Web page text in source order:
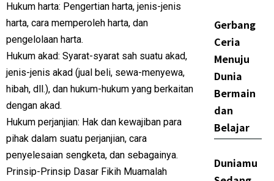
Hukum harta: Pengertian harta, jenis-jenis
harta, cara memperoleh harta, dan
pengelolaan harta.
Hukum akad: Syarat-syarat sah suatu akad,
jenis-jenis akad (jual beli, sewa-menyewa,
hibah, dll.), dan hukum-hukum yang berkaitan
dengan akad.
Hukum perjanjian: Hak dan kewajiban para
pihak dalam suatu perjanjian, cara
penyelesaian sengketa, dan sebagainya.
Prinsip-Prinsip Dasar Fikih Muamalah
Gerbang
Ceria
Menuju
Dunia
Bermain
dan
Belajar
Duniamu